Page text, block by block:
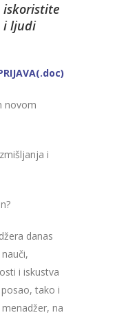
iskoristite
i ljudi
novom
i
danas
i iskustva
tako i
na